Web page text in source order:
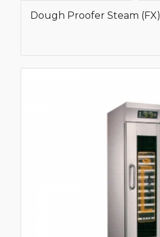
Dough Proofer Steam (FX)